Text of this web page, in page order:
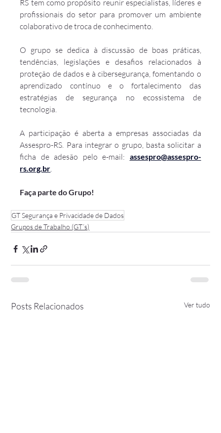
RS tem como propósito reunir especialistas, líderes e
profissionais do setor para promover um ambiente
colaborativo de troca de conhecimento.
O grupo se dedica à discussão de boas práticas,
tendências, legislações e desafios relacionados à
proteção de dados e à cibersegurança, fomentando o
aprendizado contínuo e o fortalecimento das
estratégias de segurança no ecossistema de
tecnologia.
A participação é aberta a empresas associadas da
Assespro-RS. Para integrar o grupo, basta solicitar a
ficha de adesão pelo e-mail: assespro@assespro-
rs.org.br.
Faça parte do Grupo!
GT Segurança e Privacidade de Dados
Grupos de Trabalho (GT´s)
Posts Relacionados Ver tudo